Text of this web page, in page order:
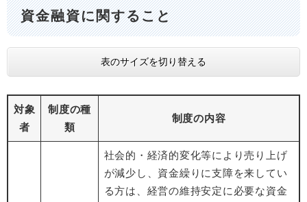
資金融資に関すること
表のサイズを切り替える
対象
者
制度の種
類
制度の内容
社会的・経済的変化等により売り上げ
が減少し、資金繰りに支障を来してい
る方は、経営の維持安定に必要な資金